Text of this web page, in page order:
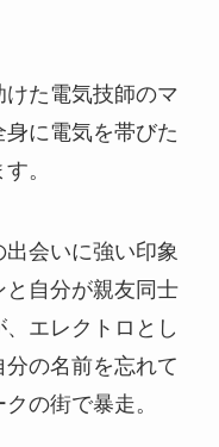
た電気技師のマ
に電気を帯びた
。
会いに強い印象
と自分が親友同士
エレクトロとし
の名前を忘れて
の街で暴走。